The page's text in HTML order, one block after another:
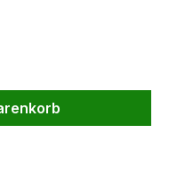
Wert